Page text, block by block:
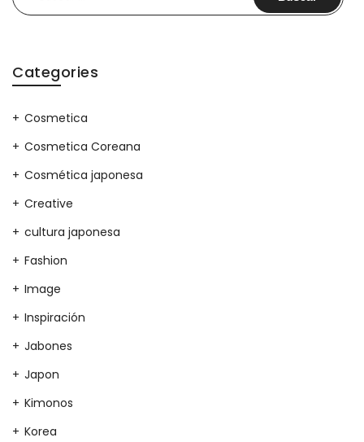
Categories
Cosmetica
Cosmetica Coreana
Cosmética japonesa
Creative
cultura japonesa
Fashion
Image
Inspiración
Jabones
Japon
Kimonos
Korea